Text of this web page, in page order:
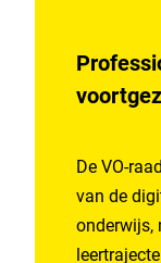
De VO-
van de
onderwijs,